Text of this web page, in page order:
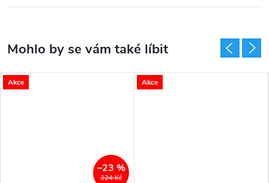
Akce
324 Kč
–23 %
Akce